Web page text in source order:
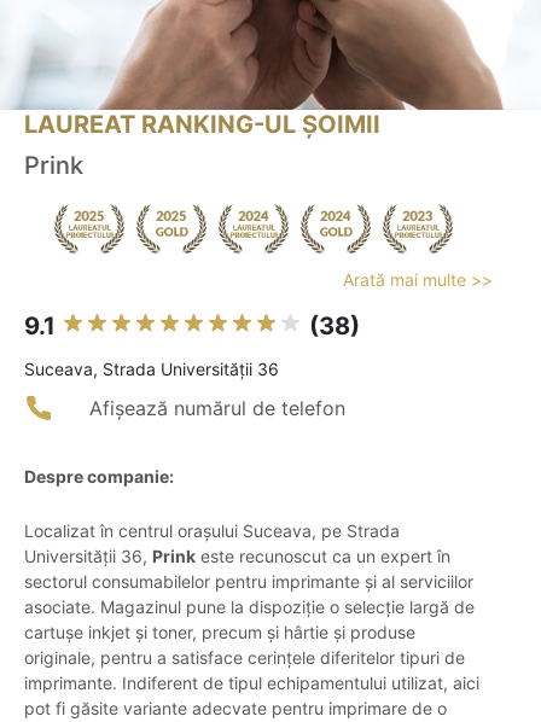
LAUREAT RANKING-UL ȘOIMII
Prink
Arată mai multe >>
9.1 (38)
Suceava, Strada Universității 36
Afișează numărul de telefon
Despre companie:
Localizat în centrul orașului Suceava, pe Strada
Universității 36, Prink este recunoscut ca un expert în
sectorul consumabilelor pentru imprimante și al serviciilor
asociate. Magazinul pune la dispoziție o selecție largă de
cartușe inkjet și toner, precum și hârtie și produse
originale, pentru a satisface cerințele diferitelor tipuri de
imprimante. Indiferent de tipul echipamentului utilizat, aici
pot fi găsite variante adecvate pentru imprimare de o